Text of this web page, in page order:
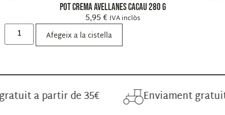
Pot Crema Avellanes Cacau 280 g
5,95€ IVA inclòs
Afegeix a la cistella
partir de 35€ Enviament gratuit a